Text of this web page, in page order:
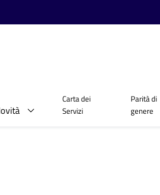
Carta dei
Servizi
Parità di
genere